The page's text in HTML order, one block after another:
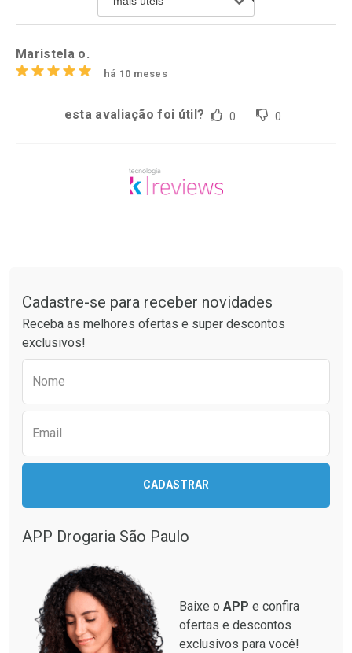
Por R$ 124,99/cada
Comprar sem Desconto
Por R$ 186,99/cada
Maristela o.
há 10 meses
esta avaliação foi útil? 0 0
Cadastre-se para receber novidades
Receba as melhores ofertas e super descontos
exclusivos!
Nome
Email
CADASTRAR
APP Drogaria São Paulo
Baixe o APP e confira
ofertas e descontos
exclusivos para você!